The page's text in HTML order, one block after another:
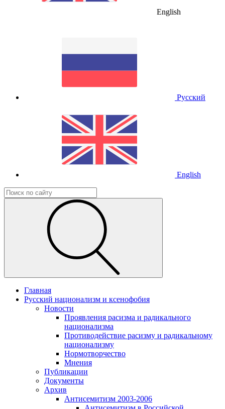
English
Русский
English
Главная
Русский национализм и ксенофобия
Новости
Проявления расизма и радикального
национализма
Противодействие расизму и радикальному
национализму
Нормотворчество
Мнения
Публикации
Документы
Архив
Антисемитизм 2003-2006